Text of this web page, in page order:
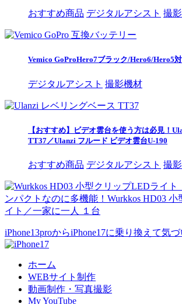
おすすめ商品 デジタルアシスト 撮
Vemico GoProHero7ブラック/Hero6/Hero5
デジタルアシスト 撮影機材
【おすすめ】ビデオ雲台を使う方は必見！
TT37／Ulanzi フルード ビデオ雲台U-190
おすすめ商品 デジタルアシスト 撮
ンパクトなのに多機能！Wurkkos HD03
イト／一家に一人 １台
iPhone13proからiPhone17に乗り換えて気
ホーム
WEBサイト制作
動画制作・写真撮影
My YouTube